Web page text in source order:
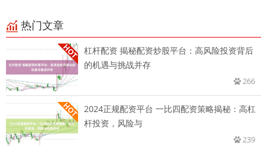
热门文章
杠杆配资 揭秘配资炒股平台：高风险投资背后
的机遇与挑战并存
266
2024正规配资平台 一比四配资策略揭秘：高杠
杆投资，风险与
239